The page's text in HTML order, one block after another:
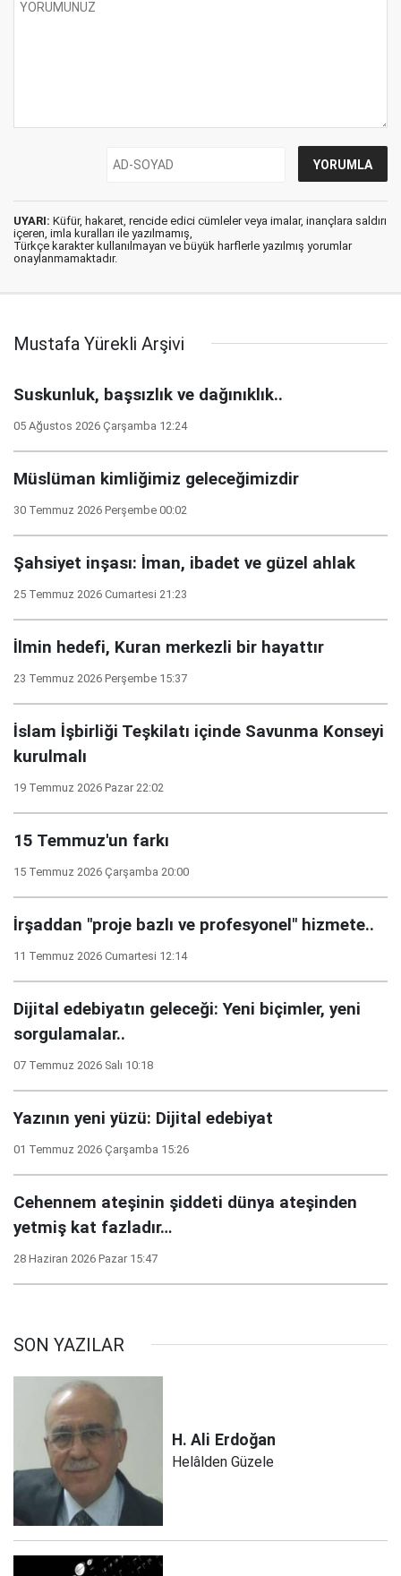
UYARI: Küfür, hakaret, rencide edici cümleler veya imalar, inançlara saldırı
içeren, imla kuralları ile yazılmamış,
Türkçe karakter kullanılmayan ve büyük harflerle yazılmış yorumlar
onaylanmamaktadır.
Mustafa Yürekli Arşivi
Suskunluk, başsızlık ve dağınıklık..
05 Ağustos 2026 Çarşamba 12:24
Müslüman kimliğimiz geleceğimizdir
30 Temmuz 2026 Perşembe 00:02
Şahsiyet inşası: İman, ibadet ve güzel ahlak
25 Temmuz 2026 Cumartesi 21:23
İlmin hedefi, Kuran merkezli bir hayattır
23 Temmuz 2026 Perşembe 15:37
İslam İşbirliği Teşkilatı içinde Savunma Konseyi
kurulmalı
19 Temmuz 2026 Pazar 22:02
15 Temmuz'un farkı
15 Temmuz 2026 Çarşamba 20:00
İrşaddan "proje bazlı ve profesyonel" hizmete..
11 Temmuz 2026 Cumartesi 12:14
Dijital edebiyatın geleceği: Yeni biçimler, yeni
sorgulamalar..
07 Temmuz 2026 Salı 10:18
Yazının yeni yüzü: Dijital edebiyat
01 Temmuz 2026 Çarşamba 15:26
Cehennem ateşinin şiddeti dünya ateşinden
yetmiş kat fazladır…
28 Haziran 2026 Pazar 15:47
SON YAZILAR
H. Ali Erdoğan
Helâlden Güzele